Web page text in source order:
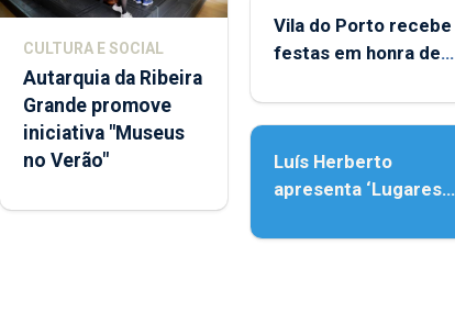
CULTURA E SOCIAL
Autarquia da Ribeira
Grande promove
iniciativa "Museus
no Verão"
Vila do Porto recebe
festas em honra de
Assunção
Luís Herberto
apresenta ‘Lugares